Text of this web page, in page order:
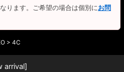
ります。ご希望の場合は個別にお問
> 4C
arrival]